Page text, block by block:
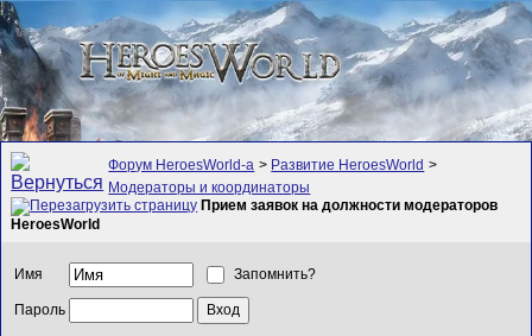
Форум HeroesWorld-а > Развитие HeroesWorld >
Модераторы и координаторы
Прием заявок на должности модераторов
HeroesWorld
Имя Запомнить?
Пароль